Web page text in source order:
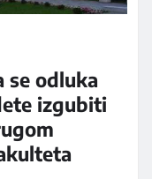
se odluka
izgubiti